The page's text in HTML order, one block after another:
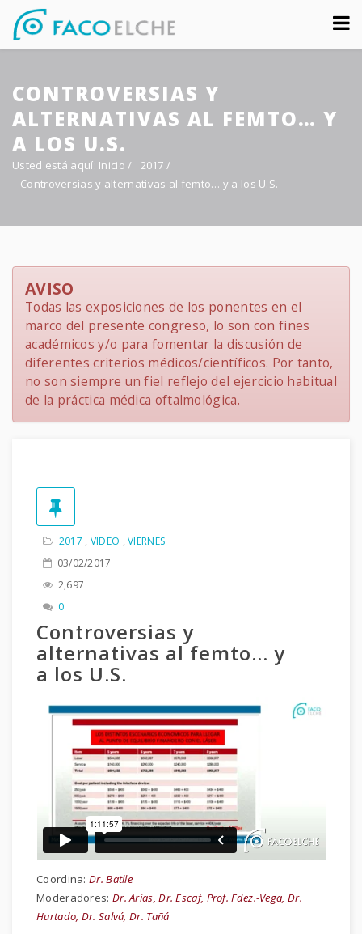
Sobre nosotros
Congreso
Multimedia
Foro FacoElche
CONTROVERSIAS Y
ALTERNATIVAS AL FEMTO… Y
A LOS U.S.
Usted está aquí: Inicio / 2017/
Controversias y alternativas al femto… y a los U.S.
AVISO
Todas las exposiciones de los ponentes en el
marco del presente congreso, lo son con fines
académicos y/o para fomentar la discusión de
diferentes criterios médicos/científicos. Por tanto,
no son siempre un fiel reflejo del ejercicio habitual
de la práctica médica oftalmológica.
2017 , VIDEO ,VIERNES
03/02/2017
2,697
0
Controversias y
alternativas al femto… y
a los U.S.
Coordina: Dr. Batlle
Moderadores: Dr. Arias, Dr. Escaf, Prof. Fdez.-Vega, Dr.
Hurtado, Dr. Salvá, Dr. Tañá